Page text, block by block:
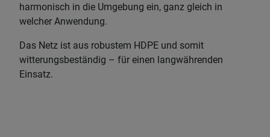
harmonisch in die Umgebung ein, ganz gleich in
welcher Anwendung.
Das Netz ist aus robustem HDPE und somit
witterungsbeständig – für einen langwährenden
Einsatz.